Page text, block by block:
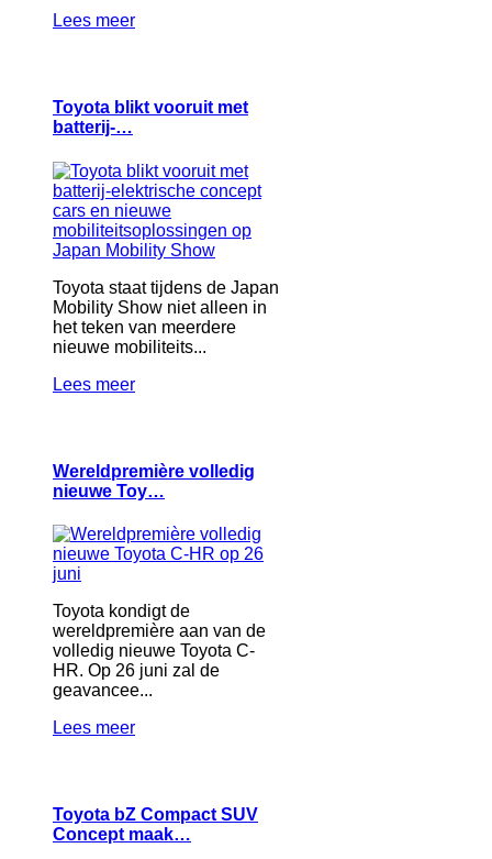
Lees meer
Toyota blikt vooruit met
batterij-…
Toyota staat tijdens de Japan
Mobility Show niet alleen in
het teken van meerdere
nieuwe mobiliteits...
Lees meer
Wereldpremière volledig
nieuwe Toy…
Toyota kondigt de
wereldpremière aan van de
volledig nieuwe Toyota C-
HR. Op 26 juni zal de
geavancee...
Lees meer
Toyota bZ Compact SUV
Concept maak…